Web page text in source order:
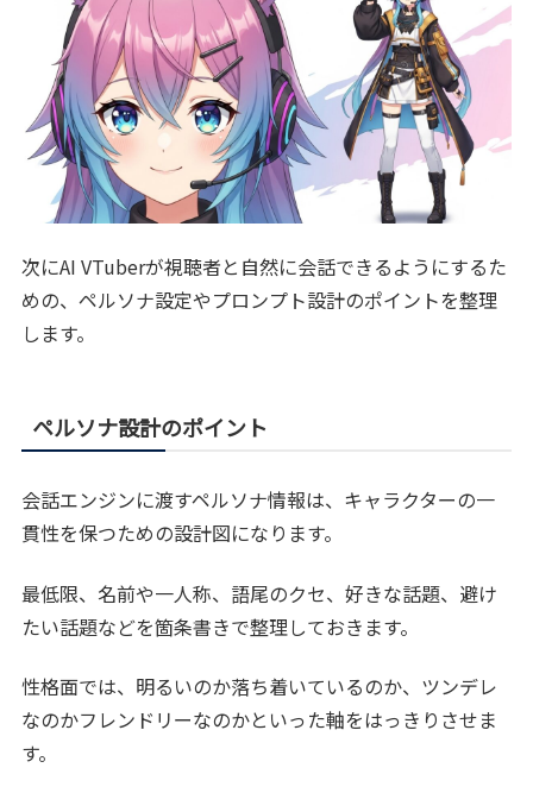
次にAI VTuberが視聴者と自然に会話できるようにするた
めの、ペルソナ設定やプロンプト設計のポイントを整理
します。
ペルソナ設計のポイント
会話エンジンに渡すペルソナ情報は、キャラクターの一
貫性を保つための設計図になります。
最低限、名前や一人称、語尾のクセ、好きな話題、避け
たい話題などを箇条書きで整理しておきます。
性格面では、明るいのか落ち着いているのか、ツンデレ
なのかフレンドリーなのかといった軸をはっきりさせま
す。